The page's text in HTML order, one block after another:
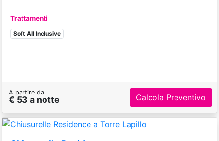
Trattamenti
Soft All Inclusive
A partire da
€ 53 a notte Calcola Preventivo